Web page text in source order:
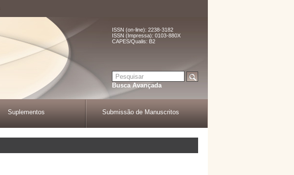
ISSN (on-line): 2238-3182
ISSN (Impressa): 0103-880X
CAPES/Qualis: B2
Busca Avançada
Suplementos Submissão de Manuscritos